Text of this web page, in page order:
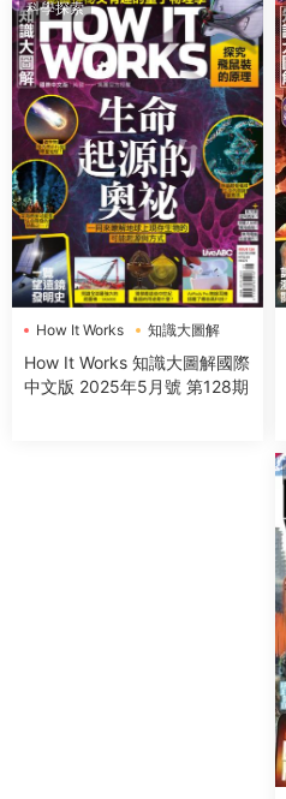
科學探索
How It Works 知識大圖解
How It Works 知識大圖解國際
中文版 2025年5月號 第128期